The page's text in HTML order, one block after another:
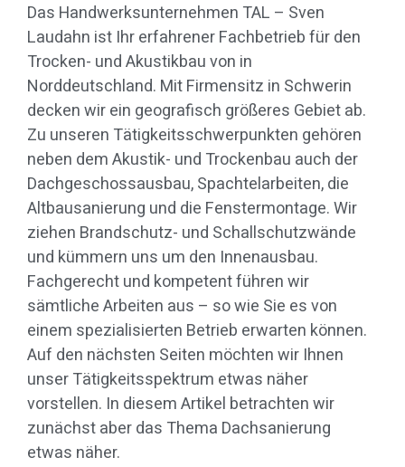
Das Handwerksunternehmen TAL – Sven
Laudahn ist Ihr erfahrener Fachbetrieb für den
Trocken- und Akustikbau von in
Norddeutschland. Mit Firmensitz in Schwerin
decken wir ein geografisch größeres Gebiet ab.
Zu unseren Tätigkeitsschwerpunkten gehören
neben dem Akustik- und Trockenbau auch der
Dachgeschossausbau, Spachtelarbeiten, die
Altbausanierung und die Fenstermontage. Wir
ziehen Brandschutz- und Schallschutzwände
und kümmern uns um den Innenausbau.
Fachgerecht und kompetent führen wir
sämtliche Arbeiten aus – so wie Sie es von
einem spezialisierten Betrieb erwarten können.
Auf den nächsten Seiten möchten wir Ihnen
unser Tätigkeitsspektrum etwas näher
vorstellen. In diesem Artikel betrachten wir
zunächst aber das Thema Dachsanierung
etwas näher.